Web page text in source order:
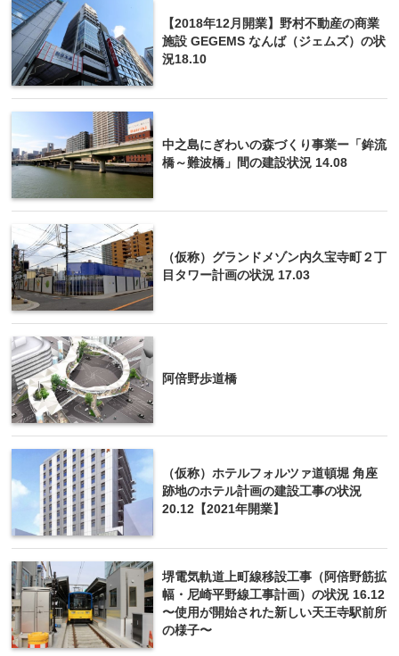
【2018年12月開業】野村不動産の商業
施設 GEGEMS なんば（ジェムズ）の状
況18.10
中之島にぎわいの森づくり事業ー「鉾流
橋～難波橋」間の建設状況 14.08
（仮称）グランドメゾン内久宝寺町２丁
目タワー計画の状況 17.03
阿倍野歩道橋
（仮称）ホテルフォルツァ道頓堀 角座
跡地のホテル計画の建設工事の状況
20.12【2021年開業】
堺電気軌道上町線移設工事（阿倍野筋拡
幅・尼崎平野線工事計画）の状況 16.12
〜使用が開始された新しい天王寺駅前所
の様子〜